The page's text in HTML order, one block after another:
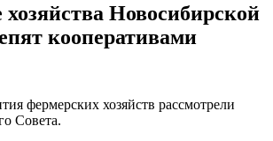
Новосибирской
кооперативами
фермерских хозяйств рассмотрели
Совета.